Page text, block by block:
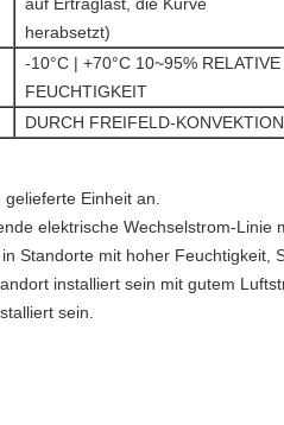
herabsetzt)
-10°C | +70°C 10~95% RELATIVE
FEUCHTIGKEIT
DURCH FREIFELD-KONVEKTION
Einheit an.
elektrische Wechselstrom-Linie
Standorte mit hoher Feuchtigkeit,
installiert sein mit gutem
sein.